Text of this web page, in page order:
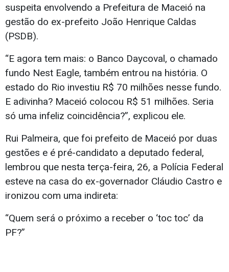
suspeita envolvendo a Prefeitura de Maceió na
gestão do ex-prefeito João Henrique Caldas
(PSDB).
“E agora tem mais: o Banco Daycoval, o chamado
fundo Nest Eagle, também entrou na história. O
estado do Rio investiu R$ 70 milhões nesse fundo.
E adivinha? Maceió colocou R$ 51 milhões. Seria
só uma infeliz coincidência?”, explicou ele.
Rui Palmeira, que foi prefeito de Maceió por duas
gestões e é pré-candidato a deputado federal,
lembrou que nesta terça-feira, 26, a Polícia Federal
esteve na casa do ex-governador Cláudio Castro e
ironizou com uma indireta:
“Quem será o próximo a receber o ‘toc toc’ da
PF?”